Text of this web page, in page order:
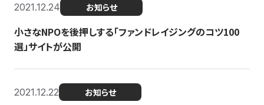
2021.12.24 お知らせ
小さなNPOを後押しする「ファンドレイジングのコツ100
選」サイトが公開
2021.12.22 お知らせ